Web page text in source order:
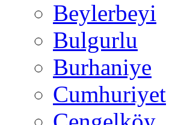
Beylerbeyi
Bulgurlu
Burhaniye
Cumhuriyet